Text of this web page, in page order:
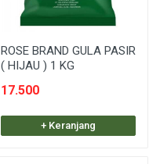
ROSE BRAND GULA PASIR
( HIJAU ) 1 KG
17.500
+ Keranjang